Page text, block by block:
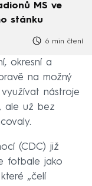
MS ve
stánku
6 min čtení
okresní a
na možný
nástroje
ale už bez
(CDC) již
fotbale jako
„čelí